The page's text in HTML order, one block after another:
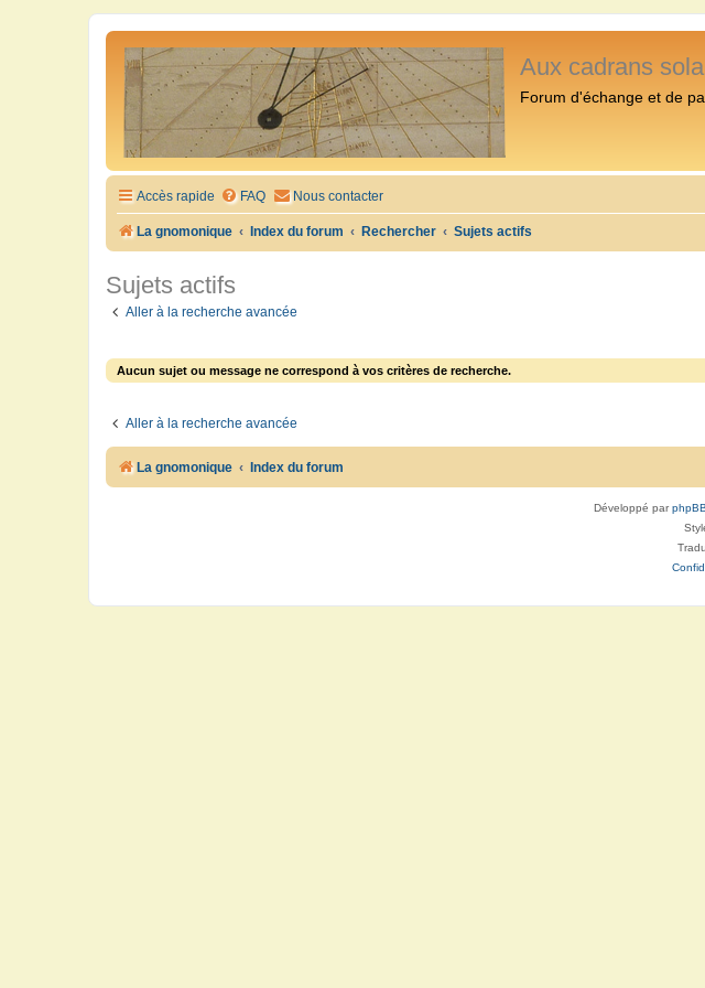
Aux cadrans
Forum d'échange et de
Accès rapide FAQ Nous contacter
La gnomonique Index du forum Rechercher Sujets actifs
Sujets actifs
Aller à la recherche avancée
Aucun sujet ou message ne correspond à vos critères de recherche.
Aller à la recherche avancée
La gnomonique Index du forum
Développé parphpBB